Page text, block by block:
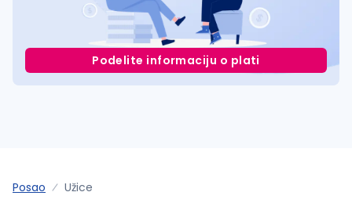
Podelite informaciju o plati
Posao Užice